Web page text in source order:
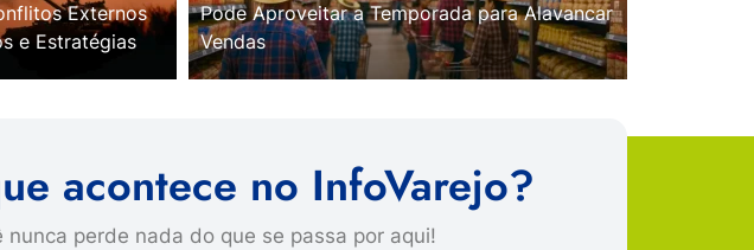
Externos
e Estratégias
Pode Aproveitar a Temporada para Alavancar
Vendas
acontece no InfoVarejo?
perde nada do que se passa por aqui!